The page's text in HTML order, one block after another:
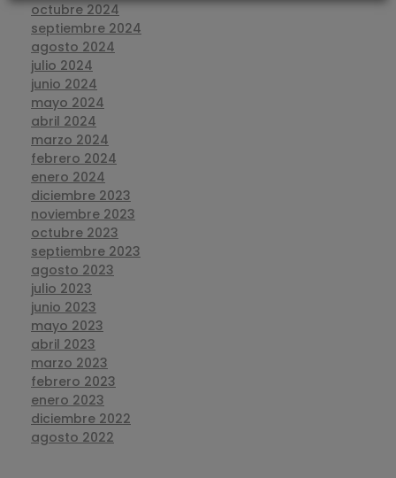
octubre 2024
septiembre 2024
agosto 2024
julio 2024
junio 2024
mayo 2024
abril 2024
marzo 2024
febrero 2024
enero 2024
diciembre 2023
noviembre 2023
octubre 2023
septiembre 2023
agosto 2023
julio 2023
junio 2023
mayo 2023
abril 2023
marzo 2023
febrero 2023
enero 2023
diciembre 2022
agosto 2022